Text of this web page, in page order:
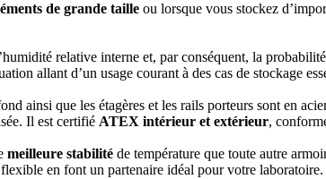
de grande taille ou lorsque vous stockez
relative interne et, par conséquent, la
allant d’un usage courant à des cas de stockage
ainsi que les étagères et les rails porteurs sont en
Il est certifié ATEX intérieur et extérieur,
meilleure stabilité de température que toute autre
en font un partenaire idéal pour votre laboratoire.